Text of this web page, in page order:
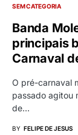
SEM CATEGORIA
Banda
principais
Carnaval
O pré-carnaval
passado agitou
de…
BY FELIPE DE JESUS